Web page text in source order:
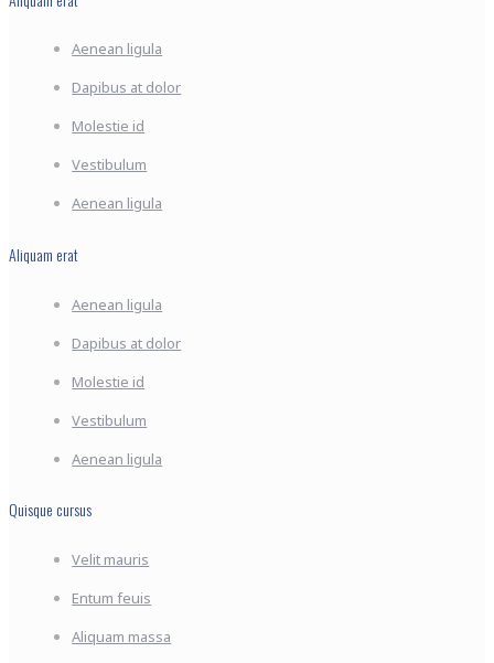
Aenean ligula
Dapibus at dolor
Molestie id
Vestibulum
Aenean ligula
Aliquam erat
Aenean ligula
Dapibus at dolor
Molestie id
Vestibulum
Aenean ligula
Quisque cursus
Velit mauris
Entum feuis
Aliquam massa